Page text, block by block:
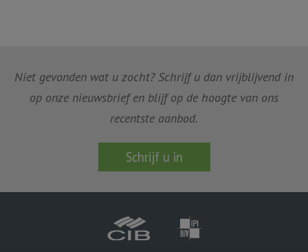
Niet gevonden wat u zocht? Schrijf u dan vrijblijvend in
op onze nieuwsbrief en blijf op de hoogte van ons
recentste aanbod.
Schrijf u in